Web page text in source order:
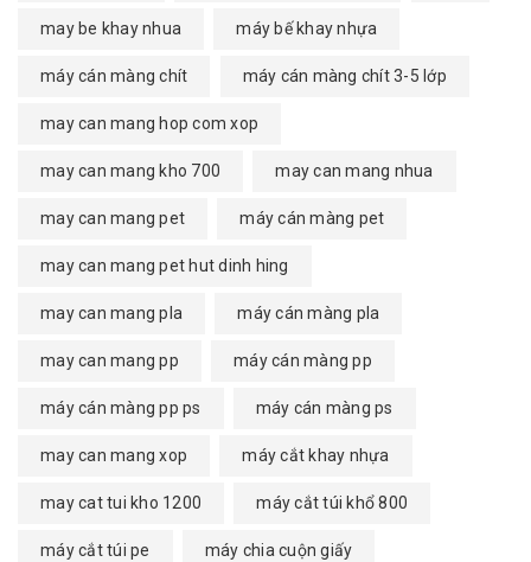
may be khay nhua máy bế khay nhựa
máy cán màng chít máy cán màng chít 3-5 lớp
may can mang hop com xop
may can mang kho 700 may can mang nhua
may can mang pet máy cán màng pet
may can mang pet hut dinh hing
may can mang pla máy cán màng pla
may can mang pp máy cán màng pp
máy cán màng pp ps máy cán màng ps
may can mang xop máy cắt khay nhựa
may cat tui kho 1200 máy cắt túi khổ 800
máy cắt túi pe máy chia cuộn giấy